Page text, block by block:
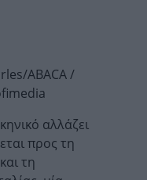
ABACA /
αλλάζει
προς τη
τη